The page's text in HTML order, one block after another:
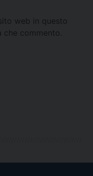
web in questo
commento.